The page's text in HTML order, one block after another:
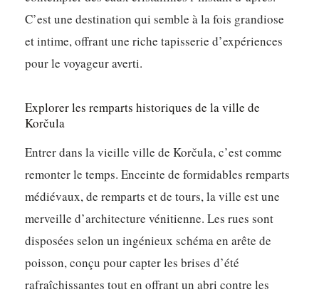
C’est une destination qui semble à la fois grandiose
et intime, offrant une riche tapisserie d’expériences
pour le voyageur averti.
Explorer les remparts historiques de la ville de
Korčula
Entrer dans la vieille ville de Korčula, c’est comme
remonter le temps. Enceinte de formidables remparts
médiévaux, de remparts et de tours, la ville est une
merveille d’architecture vénitienne. Les rues sont
disposées selon un ingénieux schéma en arête de
poisson, conçu pour capter les brises d’été
rafraîchissantes tout en offrant un abri contre les